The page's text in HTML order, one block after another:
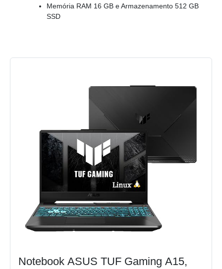
Memória RAM 16 GB e Armazenamento 512 GB
SSD
Notebook ASUS TUF Gaming A15,